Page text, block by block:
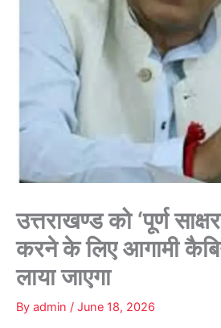
उत्तराखण्ड को ‘पूर्ण
करने के लिए आगामी
लाया जाएगा
By admin / June 18, 2026